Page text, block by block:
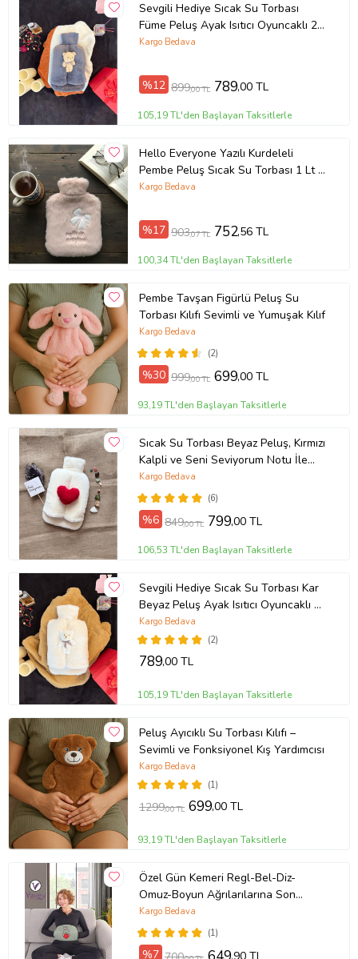
Sevgili Hediye Sıcak Su Torbası
Füme Peluş Ayak Isıtıcı Oyuncaklı 2
Litre Sıcak Su Torbası İle Beraber
Kargo Bedava
%12 899,00 TL 789,00 TL
105,19 TL'den Başlayan Taksitlerle
Hello Everyone Yazılı Kurdeleli
Pembe Peluş Sıcak Su Torbası 1 Lt –
Yumuşak Kılıf, Uzun Süre Sıcak
Kargo Bedava
%17 903,07 TL 752,56 TL
100,34 TL'den Başlayan Taksitlerle
Pembe Tavşan Figürlü Peluş Su
Torbası Kılıfı Sevimli ve Yumuşak Kılıf
(2)
Kargo Bedava
%30 999,00 TL 699,00 TL
93,19 TL'den Başlayan Taksitlerle
Sıcak Su Torbası Beyaz Peluş, Kırmızı
Kalpli ve Seni Seviyorum Notu İle
Beraber Yanında 2 Litre Sıcak Su
Torbası Ayak Isıtıcı
(6)
Kargo Bedava
%6 849,00 TL 799,00 TL
106,53 TL'den Başlayan Taksitlerle
Sevgili Hediye Sıcak Su Torbası Kar
Beyaz Peluş Ayak Isıtıcı Oyuncaklı 2
Litre Sıcak Su Torbası İle Beraber
(2)
Kargo Bedava
789,00 TL
105,19 TL'den Başlayan Taksitlerle
Peluş Ayıcıklı Su Torbası Kılıfı –
Sevimli ve Fonksiyonel Kış Yardımcısı
(1)
Kargo Bedava
1299,00 TL 699,00 TL
93,19 TL'den Başlayan Taksitlerle
Özel Gün Kemeri Regl-Bel-Diz-
Omuz-Boyun Ağrılarılarına Son
Termojel Hediyeli Tavşan Yeşil Renk
(1)
Kargo Bedava
%7